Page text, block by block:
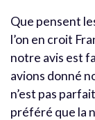
Que pensent
l’on en croit
notre avis est
avions donné
n’est pas
préféré que la